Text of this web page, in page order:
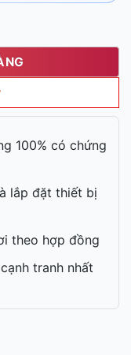
100% có chứng
lắp đặt thiết bị
theo hợp đồng
tranh nhất